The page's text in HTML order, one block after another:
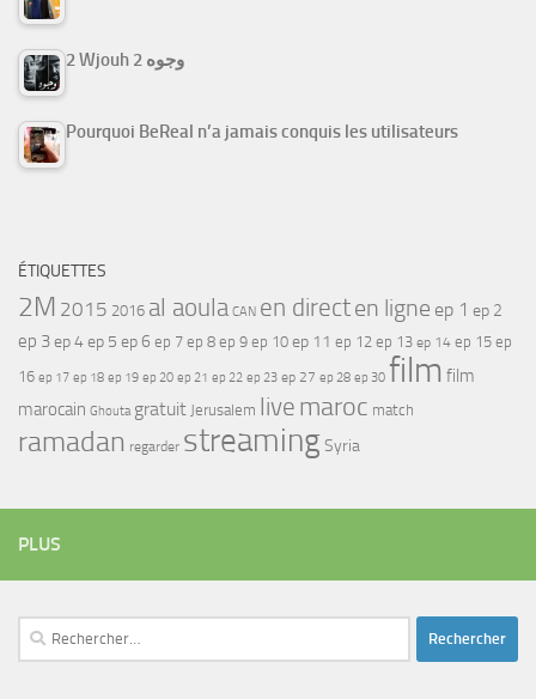
2 Wjouh 2 وجوه
Pourquoi BeReal n’a jamais conquis les utilisateurs
ÉTIQUETTES
2M 2015 2016 al aoula CAN en directen ligne ep 1 ep 2
ep 3ep 4ep 5 ep 6 ep 7 ep 8 ep 9 ep 10 ep 11 ep 12 ep 13 ep 14 ep 15 ep
16 ep 17 ep 18 ep 19 ep 20 ep 21 ep 22 ep 23 ep 27 ep 28 ep 30 film film
marocain Ghouta gratuit Jerusalem live maroc match
ramadan regarder streamingSyria
PLUS
Rechercher :